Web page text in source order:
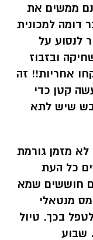
ממשים את
דומה למכונית
לנסוע על
ובזבוז
אחריות!! זה
קטן כדי
שיש לתא
מזמן גורמת
כל העת
חוששים שמא
מנטאלי
בכך. טיול
שבוע